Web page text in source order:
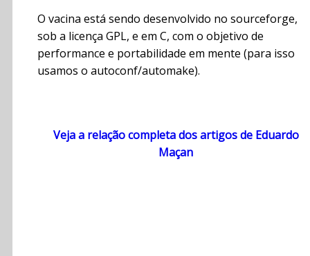
O vacina está sendo desenvolvido no sourceforge,
sob a licença GPL, e em C, com o objetivo de
performance e portabilidade em mente (para isso
usamos o autoconf/automake).
Veja a relação completa dos artigos de Eduardo
Maçan